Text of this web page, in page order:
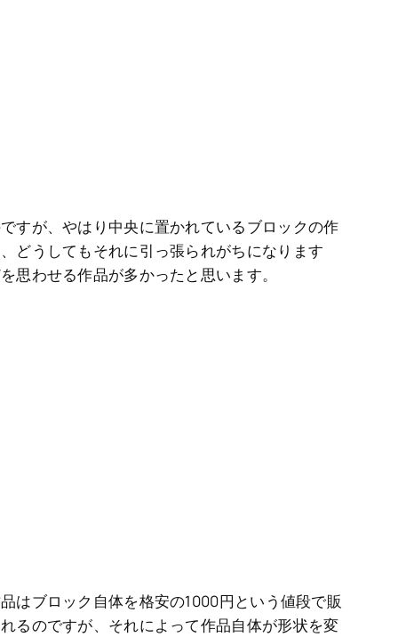
すが、やはり中央に置かれているブロックの作
どうしてもそれに引っ張られがちになります
思わせる作品が多かったと思います。
はブロック自体を格安の1000円という値段で販
るのですが、それによって作品自体が形状を変